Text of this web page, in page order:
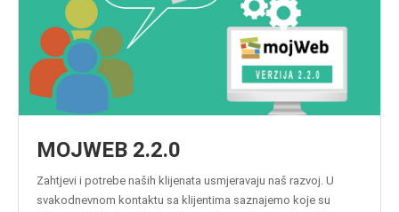
MOJWEB 2.2.0
Zahtjevi i potrebe naših klijenata usmjeravaju naš razvoj. U
svakodnevnom kontaktu sa klijentima saznajemo koje su